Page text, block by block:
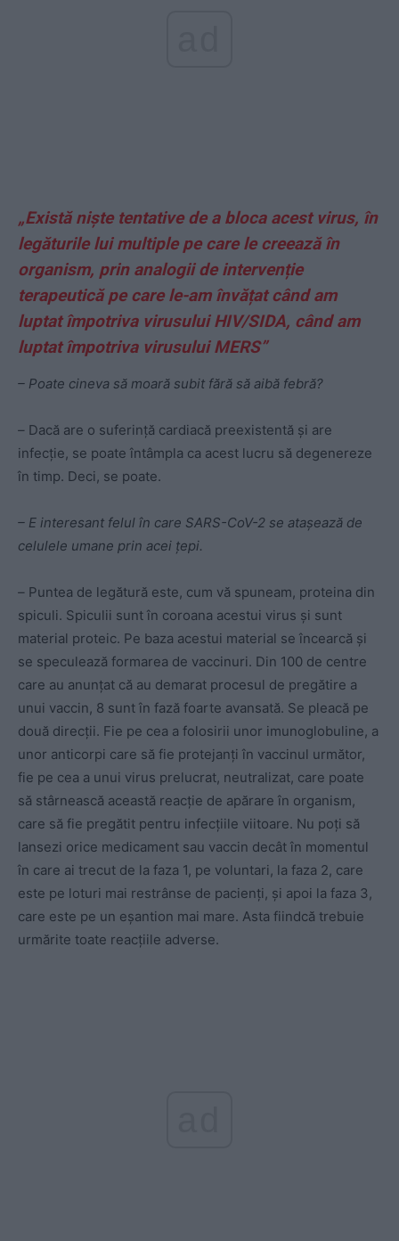
„Există niște tentative de a bloca acest virus, în
legăturile lui multiple pe care le creează în
organism, prin analogii de intervenție
terapeutică pe care le-am învățat când am
luptat împotriva virusului HIV/SIDA, când am
luptat împotriva virusului MERS”
– Poate cineva să moară subit fără să aibă febră?
– Dacă are o suferință cardiacă preexistentă și are
infecție, se poate întâmpla ca acest lucru să degenereze
în timp. Deci, se poate.
– E interesant felul în care SARS-CoV-2 se atașează de
celulele umane prin acei țepi.
– Puntea de legătură este, cum vă spuneam, proteina din
spiculi. Spiculii sunt în coroana acestui virus și sunt
material proteic. Pe baza acestui material se încearcă și
se speculează formarea de vaccinuri. Din 100 de centre
care au anunțat că au demarat procesul de pregătire a
unui vaccin, 8 sunt în fază foarte avansată. Se pleacă pe
două direcții. Fie pe cea a folosirii unor imunoglobuline, a
unor anticorpi care să fie protejanți în vaccinul următor,
fie pe cea a unui virus prelucrat, neutralizat, care poate
să stârnească această reacție de apărare în organism,
care să fie pregătit pentru infecțiile viitoare. Nu poți să
lansezi orice medicament sau vaccin decât în momentul
în care ai trecut de la faza 1, pe voluntari, la faza 2, care
este pe loturi mai restrânse de pacienți, și apoi la faza 3,
care este pe un eșantion mai mare. Asta fiindcă trebuie
urmărite toate reacțiile adverse.